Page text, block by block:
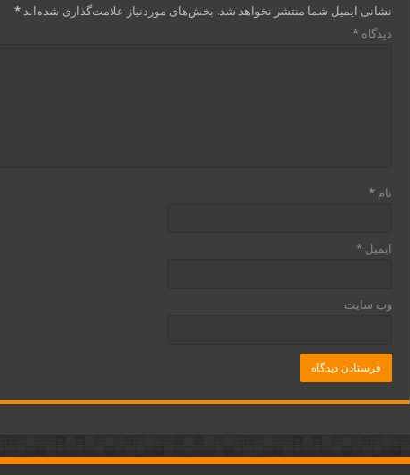
نشانی ایمیل شما منتشر نخواهد شد. بخش‌های موردنیاز علامت‌گذاری شده‌اند*
دیدگاه*
نام*
ایمیل*
وب‌ سایت